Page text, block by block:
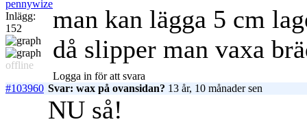
pennywize
Inlägg:
152
offline
man kan lägga 5 cm
då slipper man vaxa
Logga in för att svara
#103960 Svar: wax på ovansidan? 13 år, 10 månader sen
NU så!